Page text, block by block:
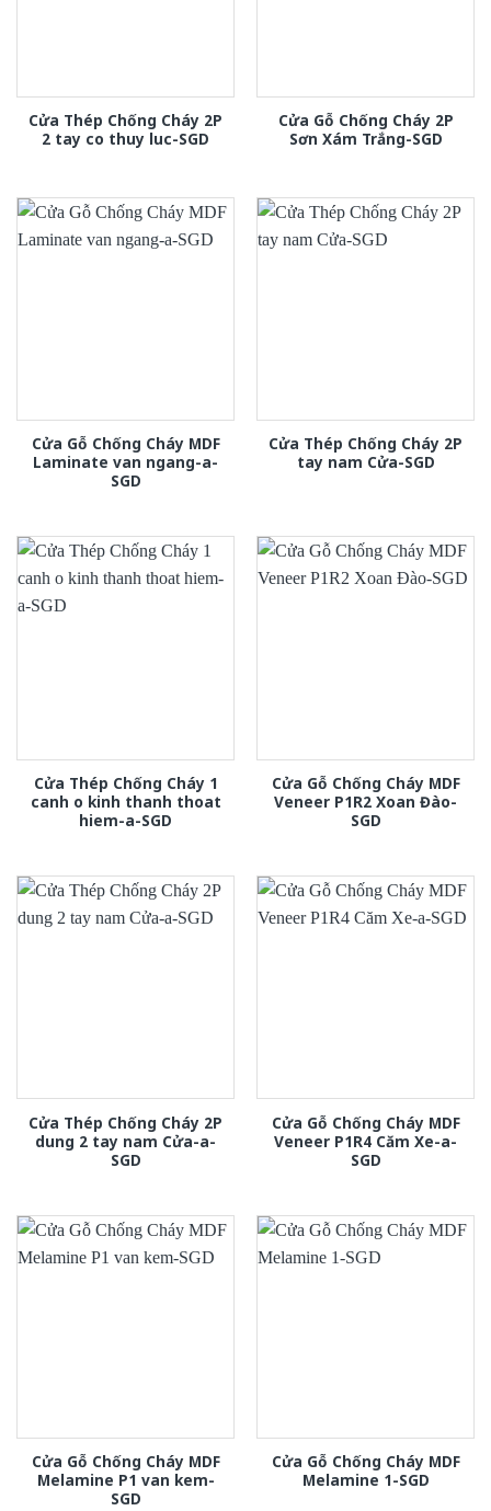
Cửa Thép Chống Cháy 2P
2 tay co thuy luc-SGD
Cửa Gỗ Chống Cháy 2P
Sơn Xám Trắng-SGD
Cửa Gỗ Chống Cháy MDF
Laminate van ngang-a-
SGD
Cửa Thép Chống Cháy 2P
tay nam Cửa-SGD
Cửa Thép Chống Cháy 1
canh o kinh thanh thoat
hiem-a-SGD
Cửa Gỗ Chống Cháy MDF
Veneer P1R2 Xoan Đào-
SGD
Cửa Thép Chống Cháy 2P
dung 2 tay nam Cửa-a-
SGD
Cửa Gỗ Chống Cháy MDF
Veneer P1R4 Căm Xe-a-
SGD
Cửa Gỗ Chống Cháy MDF
Melamine P1 van kem-
SGD
Cửa Gỗ Chống Cháy MDF
Melamine 1-SGD